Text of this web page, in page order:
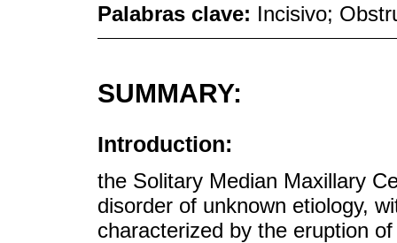
Palabras clave: Incisivo;
SUMMARY:
Introduction:
the Solitary Median Maxillary
disorder of unknown etiology,
characterized by the eruption